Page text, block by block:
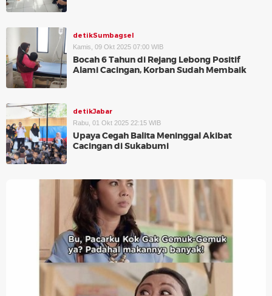
detikSumbagsel
Kamis, 09 Okt 2025 07:00 WIB
Bocah 6 Tahun di Rejang Lebong Positif
Alami Cacingan, Korban Sudah Membaik
detikJabar
Rabu, 01 Okt 2025 22:15 WIB
Upaya Cegah Balita Meninggal Akibat
Cacingan di Sukabumi